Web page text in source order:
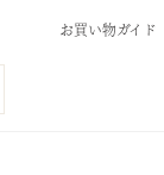
お買い物ガイド